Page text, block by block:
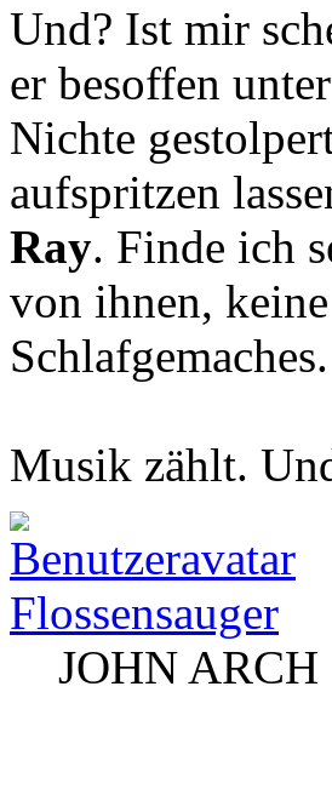
Und? Ist mir
er besoffen
Nichte
aufspritzen
Ray. Finde ich
von ihnen,
Schlafgemaches.
Musik zählt.
Flossensauger
JOHN ARCH